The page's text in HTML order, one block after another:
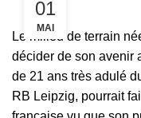
01
MAI
Le milieu de terrain
décider de son avenir
de 21 ans très adulé
RB Leipzig, pourrait